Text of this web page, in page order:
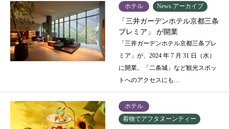
ホテル News アーカイブ
「三井ガーデンホテル京都三条
プレミア」 が開業
「三井ガーデンホテル京都三条プレ
ミア」が、2024 年 7 月 31 日（水）
に開業。「二条城」など観光スポッ
トへのアクセスにも…
ホテル
着物でアフタヌーンティー